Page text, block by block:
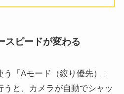
スピードが変わる
「Aモード（絞り優先）」
と、カメラが自動でシャッ